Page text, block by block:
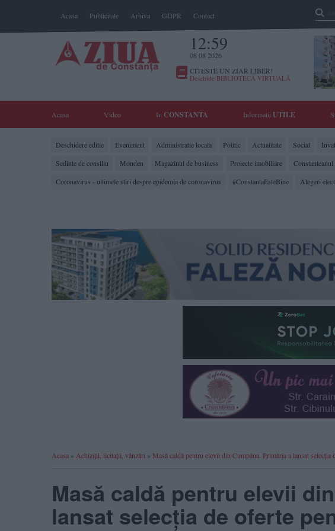
Acasa Publicitate Arhiva GDPR Contact
12:59
08 08 2026
CITESTE UN ZIAR LIBER!
Deschide BIBLIOTECA VIRTUALĂ
Acasa Video In CONSTANTA Informatii UTILE
Deschidere editie Eveniment Administratie locala Politic Actualitate Social
Sedinte de consiliu
Monden Magazinul de business Proiecte imobiliare Constanteanul
Coronavirus - ultimele stiri despre epidemia de coronavirus
#ConstantaEsteBine Alegeri
Acasa » Achiziții, licitații, vânzări » Masă caldă pentru elevii din Cumpăna. Primăria a lansat
Masă caldă pentru elevii
lansat selecția de oferte